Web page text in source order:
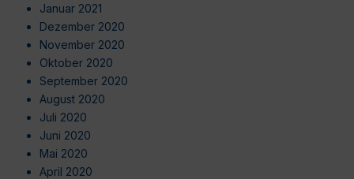
Januar 2021
Dezember 2020
November 2020
Oktober 2020
September 2020
August 2020
Juli 2020
Juni 2020
Mai 2020
April 2020